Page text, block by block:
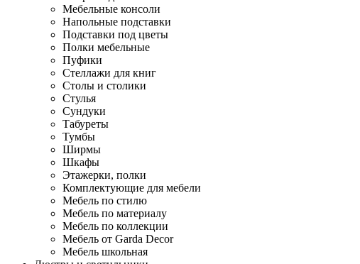
Мебельные консоли
Напольные подставки
Подставки под цветы
Полки мебельные
Пуфики
Стеллажи для книг
Столы и столики
Стулья
Сундуки
Табуреты
Тумбы
Ширмы
Шкафы
Этажерки, полки
Комплектующие для мебели
Мебель по стилю
Мебель по материалу
Мебель по коллекции
Мебель от Garda Decor
Мебель школьная